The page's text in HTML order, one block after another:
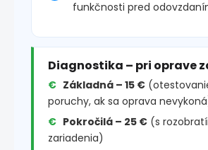
funkčnosti pred
Diagnostika – pri oprave
Základná – 15 €
poruchy, ak sa oprava
Pokročilá – 25 € (s
zariadenia)